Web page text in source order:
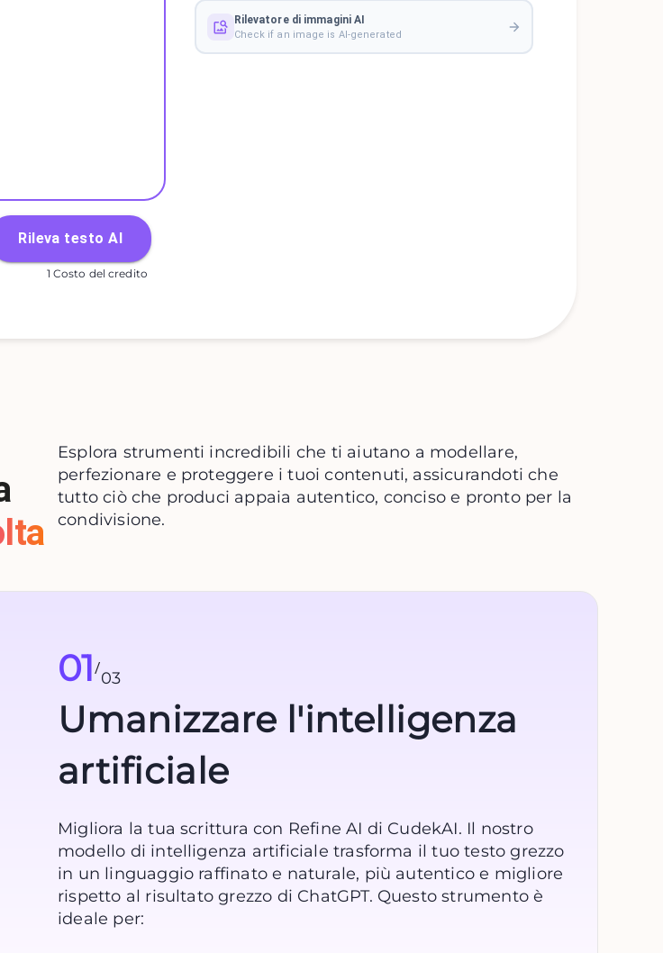
Rileva testo AI
1 Costo del credito
Rilevatore di immagini AI
Check if an image is AI-generated
Esplora strumenti incredibili che ti aiutano a modellare,
perfezionare e proteggere i tuoi contenuti, assicurandoti che
tutto ciò che produci appaia autentico, conciso e pronto per la
condivisione.
01/
03
Umanizzare l'intelligenza
artificiale
Migliora la tua scrittura con Refine AI di CudekAI. Il nostro
modello di intelligenza artificiale trasforma il tuo testo grezzo
in un linguaggio raffinato e naturale, più autentico e migliore
rispetto al risultato grezzo di ChatGPT. Questo strumento è
ideale per: